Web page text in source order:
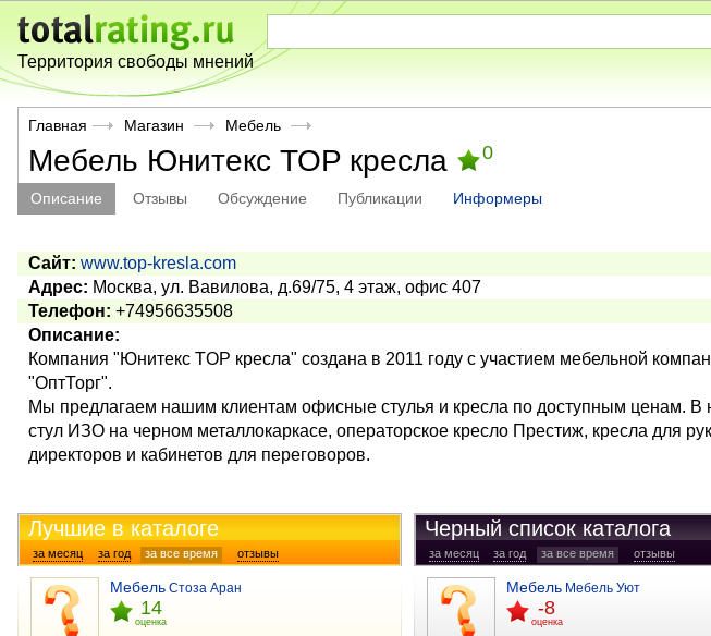
Территория свободы мнений
Главная Магазин Мебель
Мебель Юнитекс TOP кресла 0
Описание Отзывы Обсуждение Публикации Информеры
Сайт:www.top-kresla.com
Адрес: Москва, ул. Вавилова, д.69/75, 4 этаж, офис 407
Телефон:+74956635508
Описание:
Компания "Юнитекс TOP кресла" создана в 2011 году с участием мебельной
"ОптТорг".
Мы предлагаем нашим клиентам офисные стулья и кресла по доступным ценам. В
стул ИЗО на черном металлокаркасе, операторское кресло Престиж, кресла для
директоров и кабинетов для переговоров.
Лучшие в каталоге
за месяц за год за все время отзывы
Мебель Стоза Аран
14
оценка
Черный список каталога
за месяц за год за все время отзывы
МебельМебель Уют
-8
оценка